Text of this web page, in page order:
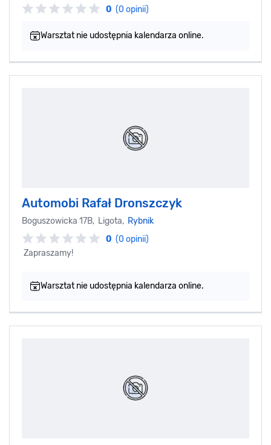
0 (0 opinii)
Warsztat nie udostępnia kalendarza online.
Automobi Rafał Dronszczyk
Boguszowicka 17B, Ligota, Rybnik
0 (0 opinii)
Zapraszamy!
Warsztat nie udostępnia kalendarza online.